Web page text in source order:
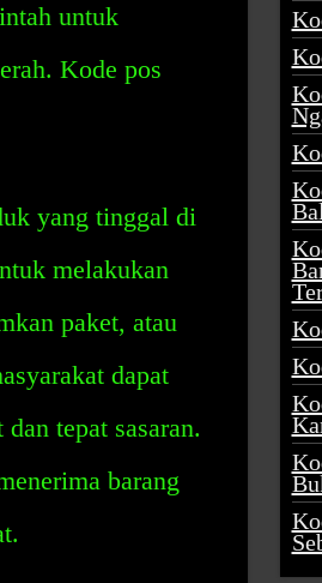
untuk
Kode pos
yang tinggal di
melakukan
paket, atau
dapat
tepat sasaran.
barang